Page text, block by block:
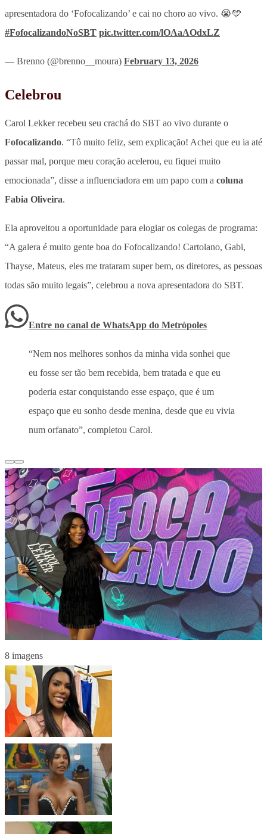
apresentadora do ‘Fofocalizando’ e cai no choro ao vivo. 😭🩵
#FofocalizandoNoSBT pic.twitter.com/lOAaAOdxLZ
— Brenno (@brenno__moura) February 13, 2026
Celebrou
Carol Lekker recebeu seu crachá do SBT ao vivo durante o
Fofocalizando. “Tô muito feliz, sem explicação! Achei que eu ia até
passar mal, porque meu coração acelerou, eu fiquei muito
emocionada”, disse a influenciadora em um papo com a coluna
Fabia Oliveira.
Ela aproveitou a oportunidade para elogiar os colegas de programa:
“A galera é muito gente boa do Fofocalizando! Cartolano, Gabi,
Thayse, Mateus, eles me trataram super bem, os diretores, as pessoas
todas são muito legais”, celebrou a nova apresentadora do SBT.
Entre no canal de WhatsApp do Metrópoles
“Nem nos melhores sonhos da minha vida sonhei que
eu fosse ser tão bem recebida, bem tratada e que eu
poderia estar conquistando esse espaço, que é um
espaço que eu sonho desde menina, desde que eu vivia
num orfanato”, completou Carol.
8 imagens